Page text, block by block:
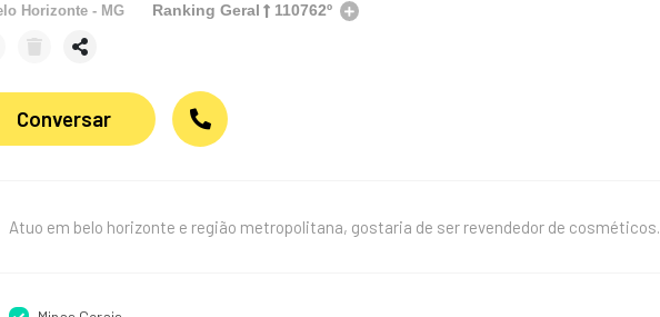
Horizonte - MG Ranking Geral 110762º
Conversar
Atuo em belo horizonte e região metropolitana, gostaria de ser revendedor de cosméticos.